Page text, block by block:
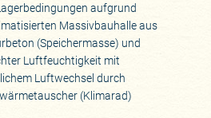
aufgrund
Massivbauhalle aus
(Speichermasse) und
Luftfeuchtigkeit mit
Luftwechsel durch
(Klimarad)